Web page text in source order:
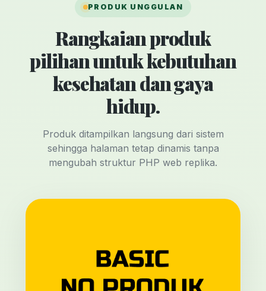
PRODUK UNGGULAN
Rangkaian produk
pilihan untuk kebutuhan
kesehatan dan gaya
hidup.
Produk ditampilkan langsung dari sistem
sehingga halaman tetap dinamis tanpa
mengubah struktur PHP web replika.